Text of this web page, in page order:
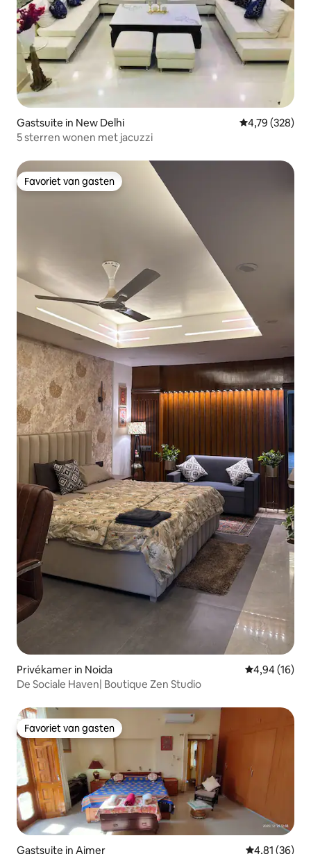
Gastsuite in New Delhi Gemiddelde
4,79 (328)
5 sterren wonen met jacuzzi
Favoriet van gasten
Favoriet van gasten
Privékamer in Noida Gemiddelde
4,94 (16)
De Sociale Haven| Boutique Zen Studio
Favoriet van gasten
Favoriet van gasten
Gastsuite in Ajmer Gemiddelde
4,81 (36)